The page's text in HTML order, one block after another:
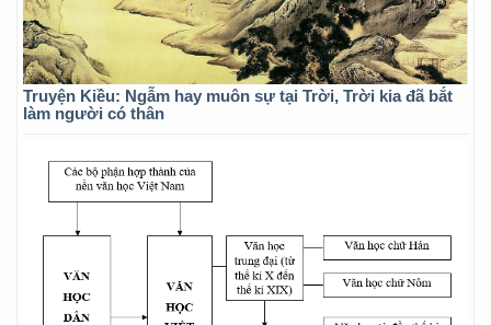
Truyện Kiều: Ngẫm hay muôn sự tại Trời, Trời kia đã bắt
làm người có thân